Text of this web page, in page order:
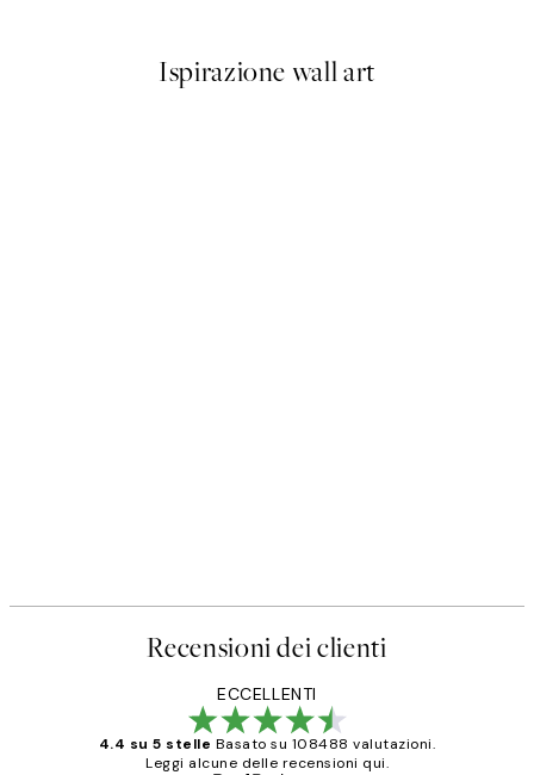
Ispirazione wall art
Recensioni dei clienti
ECCELLENTI
4.4 su 5 stelle Basato su 108488 valutazioni.
Leggi alcune delle recensioni qui.